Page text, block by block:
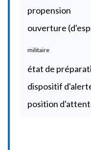
propension
ouverture
militaire
état de
dispositif
position